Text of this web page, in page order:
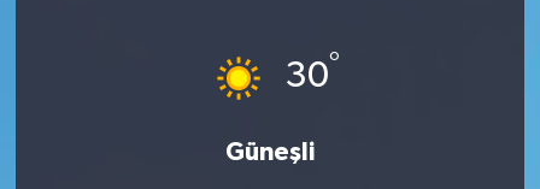
30°
Güneşli